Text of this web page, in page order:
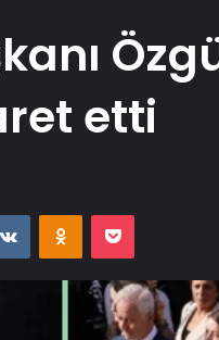
etti
VKontakteOdnoklassniki
Pocket